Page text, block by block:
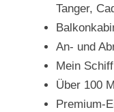
Tanger,
An- und
Mein
Über 100
Premium-